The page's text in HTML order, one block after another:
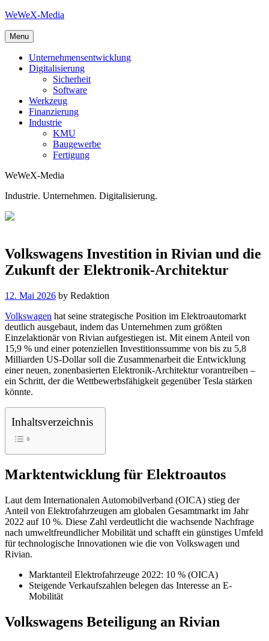
Skip
content
WeWeX-Media
Menu
Unternehmensentwicklung
Digitalisierung
Sicherheit
Software
Werkzeug
Finanzierung
Industrie
KMU
Baugewerbe
Fertigung
WeWeX-Media
Industrie. Unternehmen. Digitalisierung.
Volkswagens Investition in Rivian und die
Zukunft der Elektronik-Architektur
12. Mai 2026 by Redaktion
Volkswagen hat seine strategische Position im Elektroautomarkt
deutlich ausgebaut, indem das Unternehmen zum größten
Einzelaktionär von Rivian aufgestiegen ist. Mit einem Anteil von
15,9 % und einer potenziellen Investitionssumme von bis zu 5,8
Milliarden US-Dollar soll die Zusammenarbeit die Entwicklung
einer neuen, zonenbasierten Elektronik-Architektur vorantreiben –
ein Schritt, der die Wettbewerbsfähigkeit gegenüber Tesla stärken
könnte.
Inhaltsverzeichnis
Marktentwicklung für Elektroautos
Laut dem Internationalen Automobilverband (OICA) stieg der
Anteil von Elektrofahrzeugen am globalen Gesamtmarkt im Jahr
2022 auf 10 %. Diese Zahl verdeutlicht die wachsende Nachfrage
nach umweltfreundlicher Mobilität und schafft ein günstiges Umfeld
für technologische Innovationen wie die von Volkswagen und
Rivian.
Marktanteil Elektrofahrzeuge 2022: 10 % (OICA)
Steigende Verkaufszahlen belegen das Interesse an E-
Mobilität
Volkswagens Beteiligung an Rivian